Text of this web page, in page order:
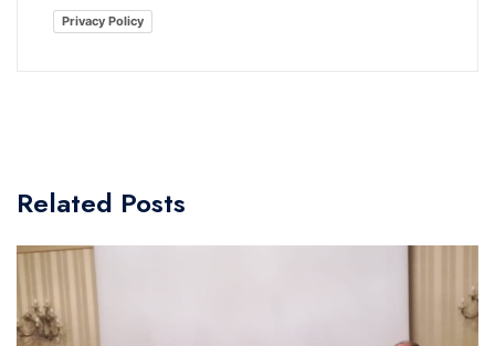
Privacy Policy
Related Posts